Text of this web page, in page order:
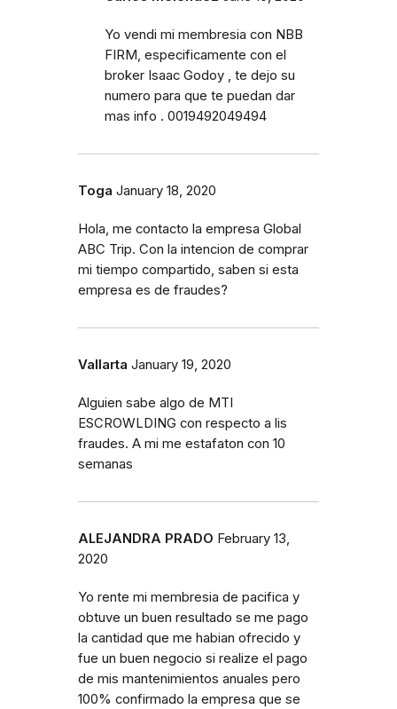
Yo vendi mi membresia con NBB
FIRM, especificamente con el
broker Isaac Godoy , te dejo su
numero para que te puedan dar
mas info . 0019492049494
Toga January 18, 2020
Hola, me contacto la empresa Global
ABC Trip. Con la intencion de comprar
mi tiempo compartido, saben si esta
empresa es de fraudes?
Vallarta January 19, 2020
Alguien sabe algo de MTI
ESCROWLDING con respecto a lis
fraudes. A mi me estafaton con 10
semanas
ALEJANDRA PRADO February 13,
2020
Yo rente mi membresia de pacifica y
obtuve un buen resultado se me pago
la cantidad que me habian ofrecido y
fue un buen negocio si realize el pago
de mis mantenimientos anuales pero
100% confirmado la empresa que se